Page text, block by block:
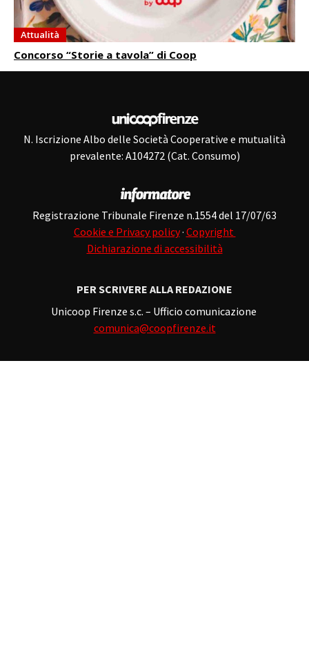
Attualità
Concorso “Storie a tavola” di Coop
N. Iscrizione Albo delle Società Cooperative e mutualità
prevalente: A104272 (Cat. Consumo)
Registrazione Tribunale Firenze n.1554 del 17/07/63
Cookie e Privacy policy· Copyright
Dichiarazione di accessibilità
PER SCRIVERE ALLA REDAZIONE
Unicoop Firenze s.c. – Ufficio comunicazione
comunica@coopfirenze.it